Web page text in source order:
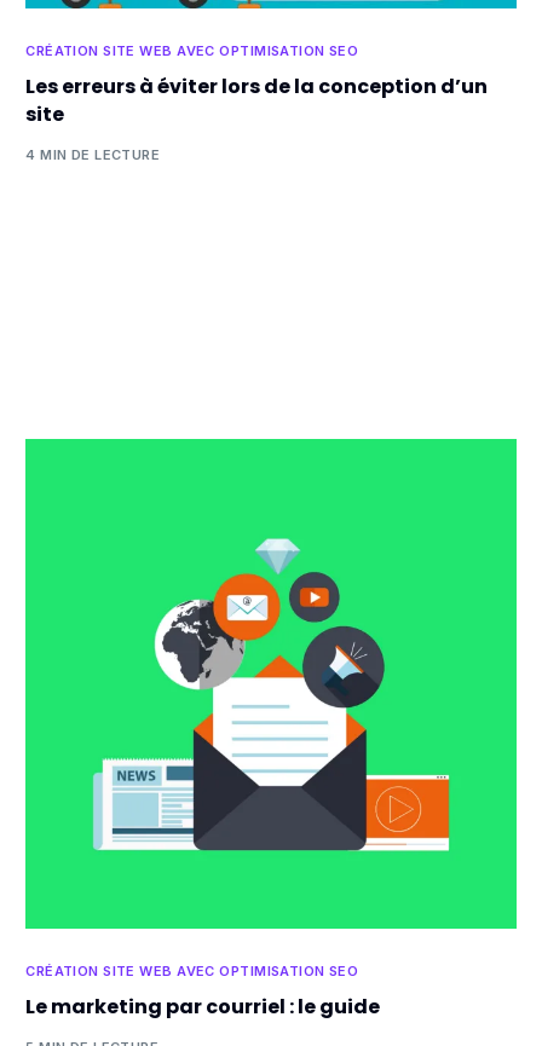
CRÉATION SITE WEB AVEC OPTIMISATION SEO
Les erreurs à éviter lors de la conception d’un
site
4 MIN DE LECTURE
CRÉATION SITE WEB AVEC OPTIMISATION SEO
Le marketing par courriel : le guide